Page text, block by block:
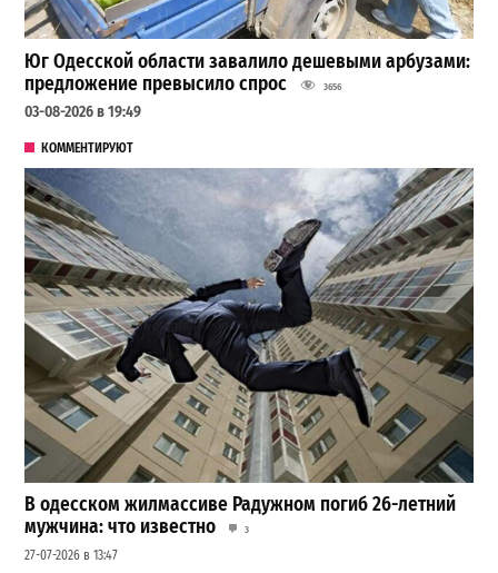
Юг Одесской области завалило дешевыми арбузами:
предложение превысило спрос
3656
03-08-2026 в 19:49
КОММЕНТИРУЮТ
В одесском жилмассиве Радужном погиб 26-летний
мужчина: что известно
3
27-07-2026 в 13:47